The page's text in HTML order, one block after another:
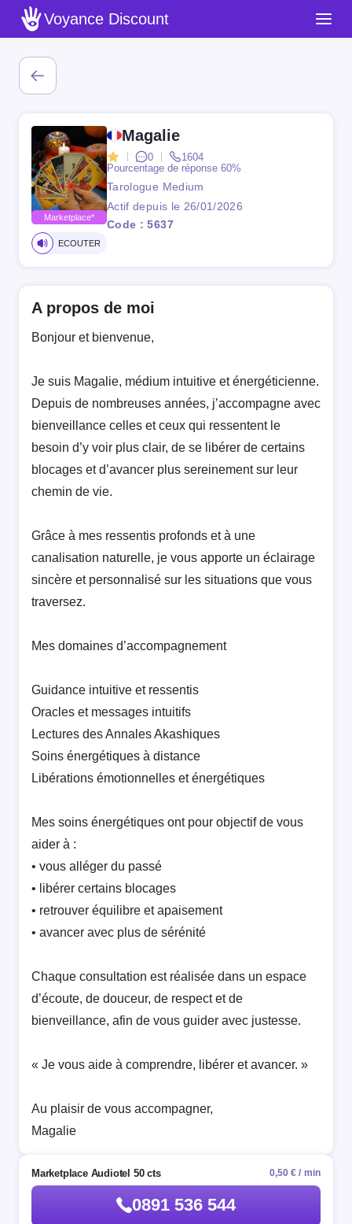
Voyance Discount
Marketplace*
ECOUTER
Magalie
0
1604
Pourcentage de réponse 60%
Tarologue Medium
Actif depuis le 26/01/2026
Code : 5637
A propos de moi
Bonjour et bienvenue,
Je suis Magalie, médium intuitive et énergéticienne.
Depuis de nombreuses années, j’accompagne avec
bienveillance celles et ceux qui ressentent le
besoin d’y voir plus clair, de se libérer de certains
blocages et d’avancer plus sereinement sur leur
chemin de vie.
Grâce à mes ressentis profonds et à une
canalisation naturelle, je vous apporte un éclairage
sincère et personnalisé sur les situations que vous
traversez.
Mes domaines d’accompagnement
Guidance intuitive et ressentis
Oracles et messages intuitifs
Lectures des Annales Akashiques
Soins énergétiques à distance
Libérations émotionnelles et énergétiques
Mes soins énergétiques ont pour objectif de vous
aider à :
• vous alléger du passé
• libérer certains blocages
• retrouver équilibre et apaisement
• avancer avec plus de sérénité
Chaque consultation est réalisée dans un espace
d’écoute, de douceur, de respect et de
bienveillance, afin de vous guider avec justesse.
« Je vous aide à comprendre, libérer et avancer. »
Au plaisir de vous accompagner,
Magalie
Marketplace Audiotel 50 cts 0,50 € / min
0891 536 544